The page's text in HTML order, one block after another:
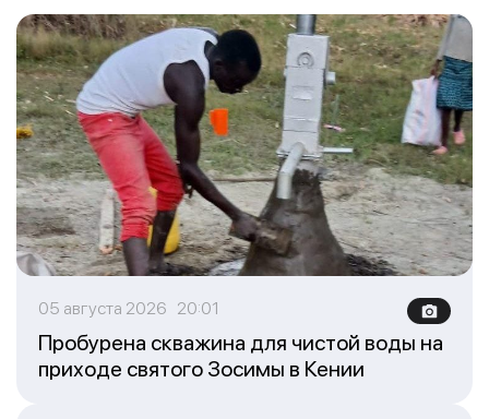
05 августа 2026 20:01
Пробурена скважина для чистой воды на
приходе святого Зосимы в Кении